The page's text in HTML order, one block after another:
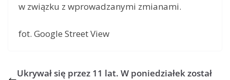
w związku z wprowadzanymi zmianami.
fot. Google Street View
Ukrywał się przez 11 lat. W poniedziałek został